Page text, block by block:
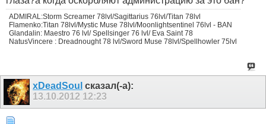
ADMIRAL:Storm Screamer 78lvl/Sagittarius 76lvl/Titan 78lvl
Flamenko:Titan 78lvl/Mystic Muse 78lvl/Moonlightsentinel 76lvl - BAN
Glandalin: Maestro 76 lvl/ Spellsinger 76 lvl/ Eva Saint 78
NatusVincere : Dreadnought 78 lvl/Sword Muse 78lvl/Spellhowler 75lvl
xDeadSoul сказал(-а):
13.10.2012 12:23